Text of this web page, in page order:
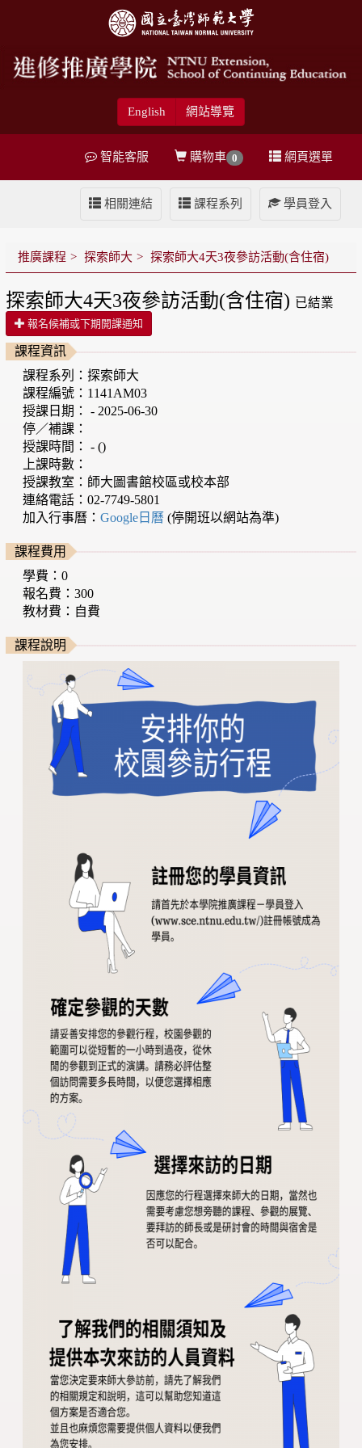
English 網站導覽
網頁選單
購物車 0
智能客服
學員登入
課程系列
相關連結
推廣課程 探索師大 探索師大4天3夜參訪活動(含住宿)
探索師大4天3夜參訪活動(含住宿) 已結業
報名候補或下期開課通知
課程資訊
課程系列：探索師大
課程編號：1141AM03
授課日期： - 2025-06-30
停／補課：
授課時間： - ()
上課時數：
授課教室：師大圖書館校區或校本部
連絡電話：02-7749-5801
加入行事曆：Google日曆(停開班以網站為準)
課程費用
學費：0
報名費：300
教材費：自費
課程說明